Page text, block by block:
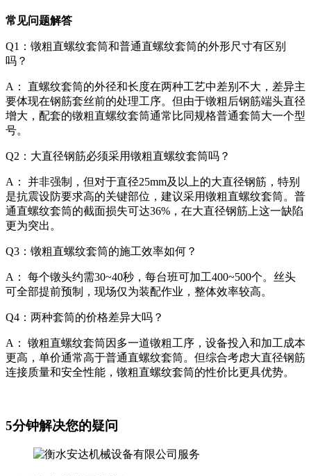
常见问题解答
Q1：镦粗直螺纹套筒和普通直螺纹套筒的外形尺寸有区别
吗？
A： 直螺纹套筒的外径和长度在两种工艺中差别不大，差异主
要体现在钢筋套丝前的处理工序。但由于镦粗后钢筋端头直径
增大，配套的镦粗直螺纹套筒通常比同规格普通套筒大一个型
号。
Q2：大直径钢筋必须采用镦粗直螺纹套筒吗？
A： 并非强制，但对于直径25mm及以上的大直径钢筋，特别
是抗震设防要求高的关键部位，建议采用镦粗直螺纹套筒。普
通直螺纹套筒的截面损失可达36%，在大直径钢筋上这一缺陷
更为突出。
Q3：镦粗直螺纹套筒的施工效率如何？
A： 每个镦头约需30~40秒，每台班可加工400~500个。丝头
可全部提前预制，现场仅为装配作业，整体效率较高。
Q4：两种套筒的价格差异大吗？
A： 镦粗直螺纹套筒因多一道镦粗工序，设备投入和加工成本
更高，单价通常高于普通直螺纹套筒。但综合考虑大直径钢筋
连接质量和安全性能，镦粗直螺纹套筒的性价比更具优势。
5分钟解决您的疑问